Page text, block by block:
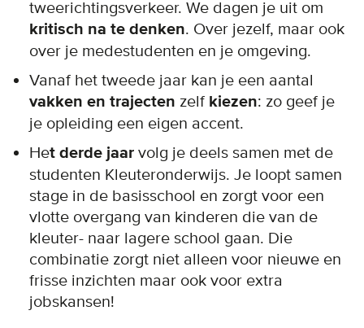
tweerichtingsverkeer. We dagen je uit om
kritisch na te denken. Over jezelf, maar ook
over je medestudenten en je omgeving.
Vanaf het tweede jaar kan je een aantal
vakken en trajecten zelf kiezen: zo geef je
je opleiding een eigen accent.
Het derde jaar volg je deels samen met de
studenten Kleuteronderwijs. Je loopt samen
stage in de basisschool en zorgt voor een
vlotte overgang van kinderen die van de
kleuter- naar lagere school gaan. Die
combinatie zorgt niet alleen voor nieuwe en
frisse inzichten maar ook voor extra
jobskansen!